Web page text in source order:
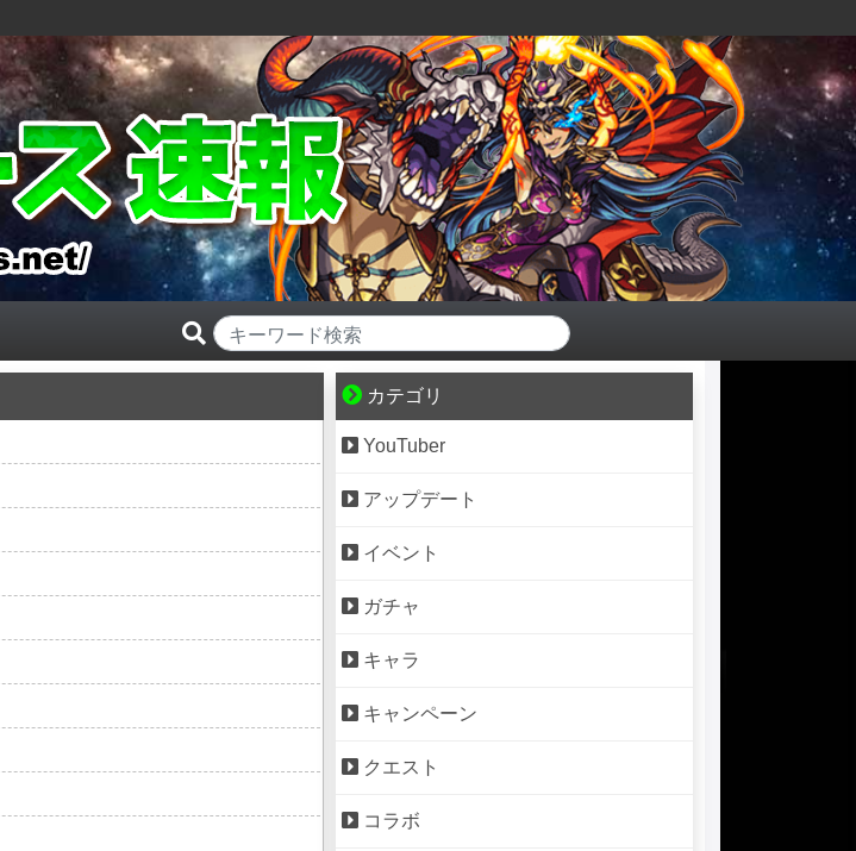
カテゴリ
YouTuber
アップデート
イベント
ガチャ
キャラ
キャンペーン
クエスト
コラボ